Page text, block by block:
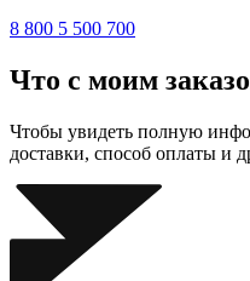
8 800 5 500 700
Что с моим
Чтобы увидеть полную
доставки, способ оплаты и